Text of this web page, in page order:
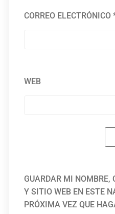
CORREO ELECTRÓNICO
WEB
GUARDAR MI NOMBRE,
Y SITIO WEB EN ESTE
PRÓXIMA VEZ QUE